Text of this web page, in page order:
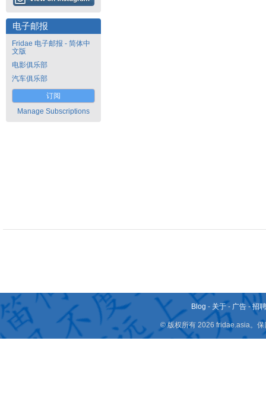
电子邮报
Fridae 电子邮报 - 简体中
文版
电影俱乐部
汽车俱乐部
订阅
Manage Subscriptions
Blog - 关于 - 广告 -招
© 版权所有 2026 fridae.asia。